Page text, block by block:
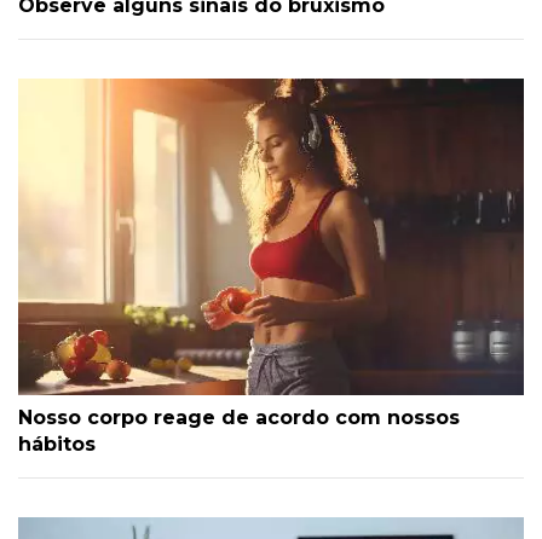
Observe alguns sinais do bruxismo
Nosso corpo reage de acordo com nossos
hábitos